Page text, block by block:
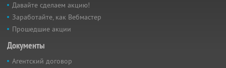
Давайте сделаем акцию!
Заработайте, как Вебмастер
Прошедшие акции
Документы
Агентский договор